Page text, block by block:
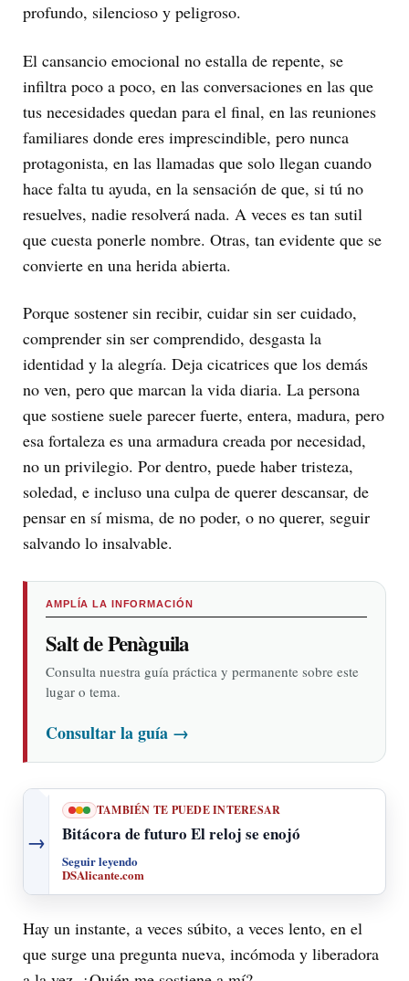
profundo, silencioso y peligroso.
El cansancio emocional no estalla de repente, se
infiltra poco a poco, en las conversaciones en las que
tus necesidades quedan para el final, en las reuniones
familiares donde eres imprescindible, pero nunca
protagonista, en las llamadas que solo llegan cuando
hace falta tu ayuda, en la sensación de que, si tú no
resuelves, nadie resolverá nada. A veces es tan sutil
que cuesta ponerle nombre. Otras, tan evidente que se
convierte en una herida abierta.
Porque sostener sin recibir, cuidar sin ser cuidado,
comprender sin ser comprendido, desgasta la
identidad y la alegría. Deja cicatrices que los demás
no ven, pero que marcan la vida diaria. La persona
que sostiene suele parecer fuerte, entera, madura, pero
esa fortaleza es una armadura creada por necesidad,
no un privilegio. Por dentro, puede haber tristeza,
soledad, e incluso una culpa de querer descansar, de
pensar en sí misma, de no poder, o no querer, seguir
salvando lo insalvable.
AMPLÍA LA INFORMACIÓN
Salt de Penàguila
Consulta nuestra guía práctica y permanente sobre este
lugar o tema.
Consultar la guía →
→
TAMBIÉN TE PUEDE INTERESAR
Bitácora de futuro El reloj se enojó
Seguir leyendo
DSAlicante.com
Hay un instante, a veces súbito, a veces lento, en el
que surge una pregunta nueva, incómoda y liberadora